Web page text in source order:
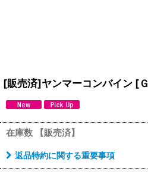
[販売済]ヤンマーコンバイン [
在庫数 【販売済】
返品特約に関する重要事項